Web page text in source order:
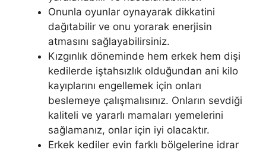
Onunla oyunlar oynayarak dikkatini
dağıtabilir ve onu yorarak enerjisin
atmasını sağlayabilirsiniz.
Kızgınlık döneminde hem erkek hem dişi
kedilerde iştahsızlık olduğundan ani kilo
kayıplarını engellemek için onları
beslemeye çalışmalısınız. Onların sevdiği
kaliteli ve yararlı mamaları yemelerini
sağlamanız, onlar için iyi olacaktır.
Erkek kediler evin farklı bölgelerine idrar